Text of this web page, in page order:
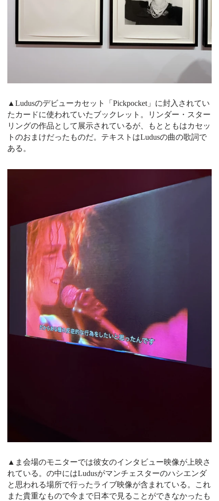
▲Ludusのデビューカセット「Pickpocket」に封入されてい
たカードに使われていたブックレット。リンダー・スター
リングの作品として展示されているが、もとともはカセッ
トのおまけだったものだ。テキストはLudusの曲の歌詞で
ある。
▲ま会場のモニターでは彼女のインタビュー映像が上映さ
れている。の中にはLudusがマンチェスターのハシエンダ
と思われる場所で行ったライブ映像が含まれている。これ
また貴重なもので今まで日本で見ることができなかったも